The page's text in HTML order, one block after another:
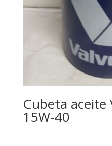
Cubeta aceite
15W-40